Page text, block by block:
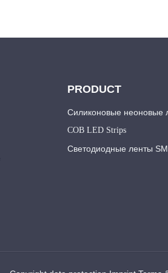
PRODUCT
Силиконовые неоновые
COB LED Strips
Светодиодные ленты